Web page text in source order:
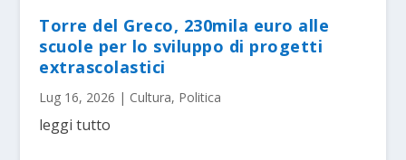
Torre del Greco, 230mila euro alle
scuole per lo sviluppo di progetti
extrascolastici
Lug 16, 2026 | Cultura, Politica
leggi tutto